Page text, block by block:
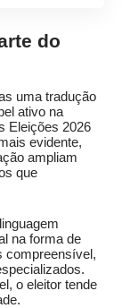
do
uma tradução
ativo na
Eleições 2026
evidente,
ampliam
que
na forma de
compreensível,
o eleitor tende